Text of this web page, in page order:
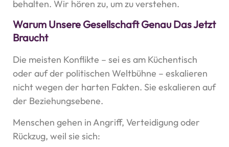
behalten. Wir hören zu, um zu verstehen.
Warum Unsere Gesellschaft Genau Das Jetzt
Braucht
Die meisten Konflikte – sei es am Küchentisch
oder auf der politischen Weltbühne – eskalieren
nicht wegen der harten Fakten. Sie eskalieren auf
der Beziehungsebene.
Menschen gehen in Angriff, Verteidigung oder
Rückzug, weil sie sich: